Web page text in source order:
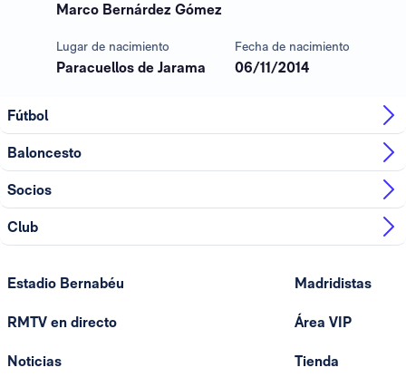
Marco Bernárdez Gómez
Lugar de nacimiento
Paracuellos de Jarama
Fecha de nacimiento
06/11/2014
Fútbol
Baloncesto
Socios
Club
Estadio Bernabéu
RMTV en directo
Noticias
Madridistas
Área VIP
Tienda